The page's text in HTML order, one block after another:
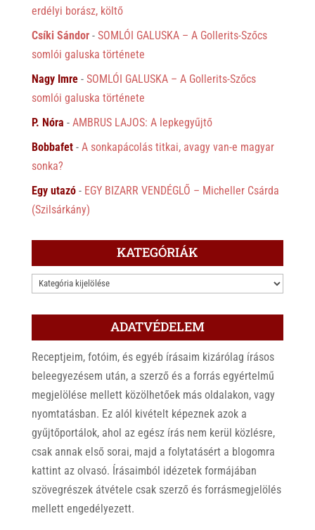
erdélyi borász, költő
Csíki Sándor- SOMLÓI GALUSKA – A Gollerits-Szőcs
somlói galuska története
Nagy Imre- SOMLÓI GALUSKA – A Gollerits-Szőcs
somlói galuska története
P. Nóra - AMBRUS LAJOS: A lepkegyűjtő
Bobbafet- A sonkapácolás titkai, avagy van-e magyar
sonka?
Egy utazó- EGY BIZARR VENDÉGLŐ – Micheller Csárda
(Szilsárkány)
KATEGÓRIÁK
KATEGÓRIÁK
ADATVÉDELEM
Receptjeim, fotóim, és egyéb írásaim kizárólag írásos
beleegyezésem után, a szerző és a forrás egyértelmű
megjelölése mellett közölhetőek más oldalakon, vagy
nyomtatásban. Ez alól kivételt képeznek azok a
gyűjtőportálok, ahol az egész írás nem kerül közlésre,
csak annak első sorai, majd a folytatásért a blogomra
kattint az olvasó. Írásaimból idézetek formájában
szövegrészek átvétele csak szerző és forrásmegjelölés
mellett engedélyezett.